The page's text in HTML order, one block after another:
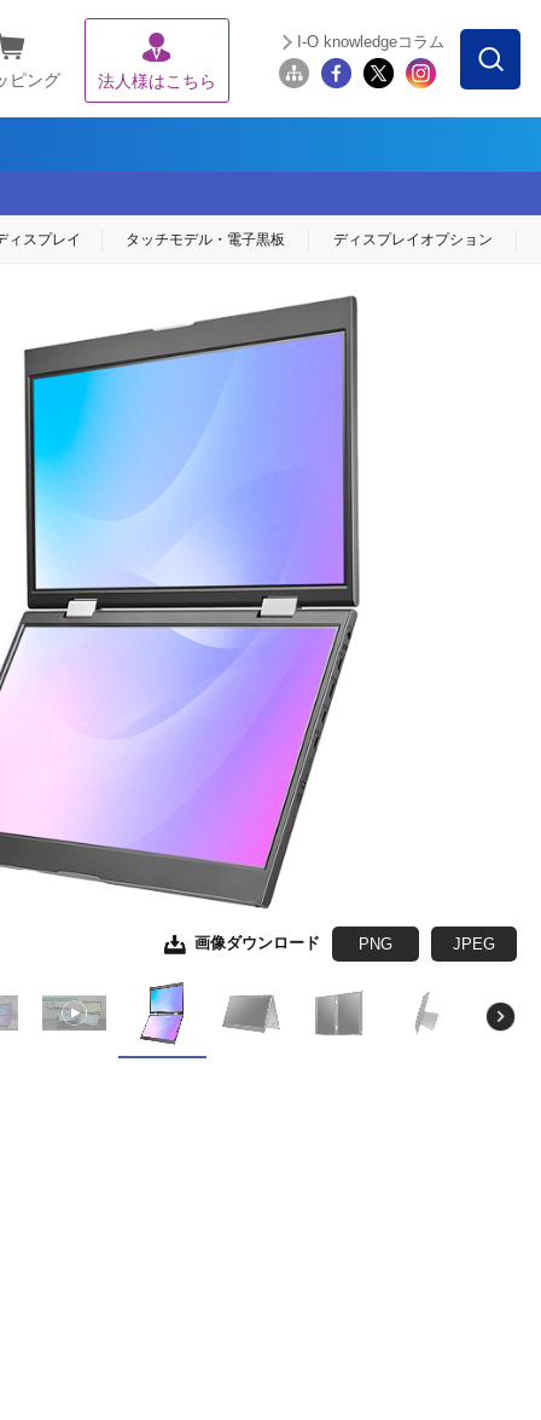
ピング 法人様はこちら
I-O knowledgeコラム
ィスプレイ タッチモデル・ 電子黒板 ディスプレイ オプション
画像ダウンロード PNG JPEG
画像ダウンロード JPEG
画像ダウンロード JPEG
画像ダウンロード JPEG
画像ダウンロード JPEG
画像ダウンロード JPEG
画像ダウンロード JPEG